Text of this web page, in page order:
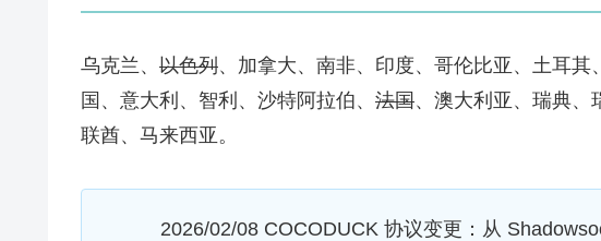
乌克兰、 以色列、加拿大、南非、印度、哥伦比亚、土耳其
国、意大利、智利、沙特阿拉伯、 法国、澳大利亚、瑞典、
联酋、马来西亚。
2026/02/08 COCODUCK 协议变更：从